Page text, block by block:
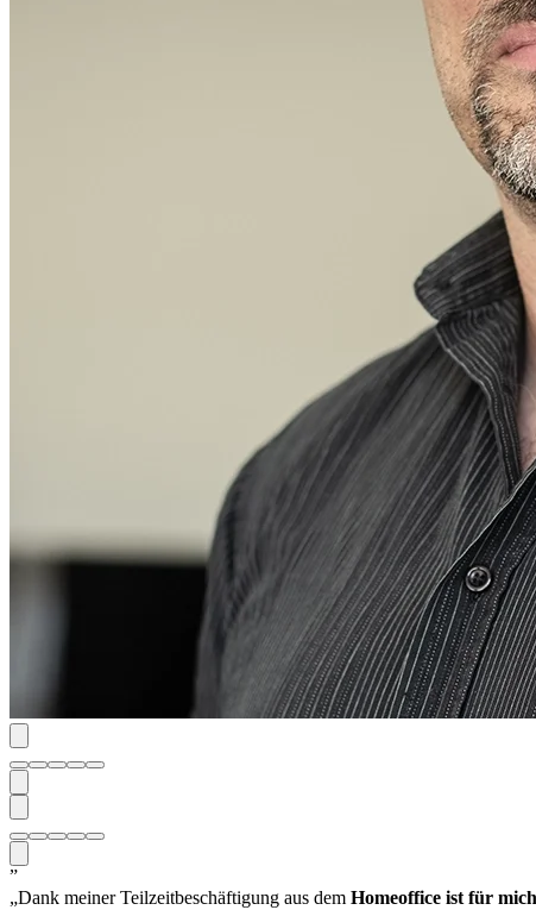
”
„Dank meiner Teilzeitbeschäftigung aus dem Homeoffice ist für